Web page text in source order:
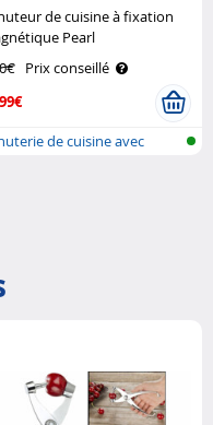
de cuisine à fixation
Pearl
Prix conseillé
de cuisine avec